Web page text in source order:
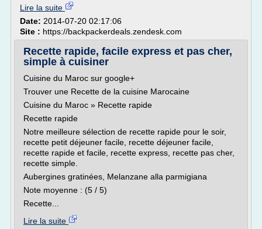
Lire la suite
Date: 2014-07-20 02:17:06
Site : https://backpackerdeals.zendesk.com
Recette rapide, facile express et pas cher,
simple à cuisiner
Cuisine du Maroc sur google+
Trouver une Recette de la cuisine Marocaine
Cuisine du Maroc » Recette rapide
Recette rapide
Notre meilleure sélection de recette rapide pour le soir,
recette petit déjeuner facile, recette déjeuner facile,
recette rapide et facile, recette express, recette pas cher,
recette simple.
Aubergines gratinées, Melanzane alla parmigiana
Note moyenne : (5 / 5)
Recette...
Lire la suite